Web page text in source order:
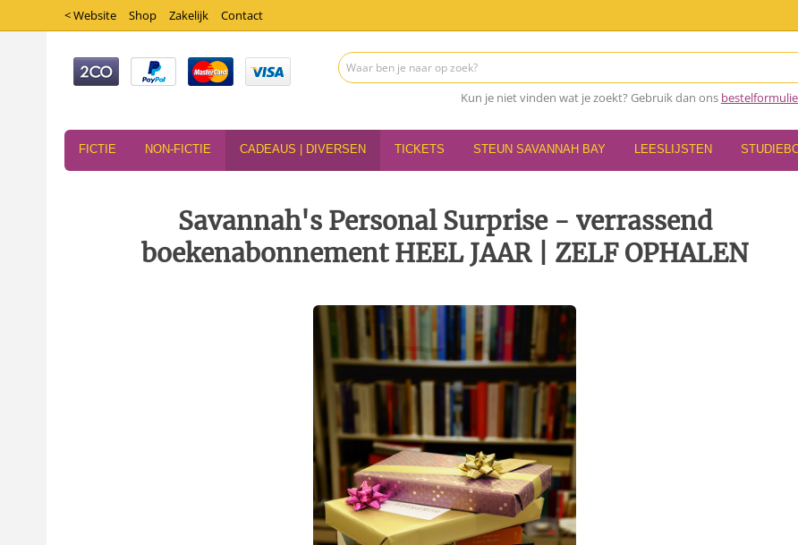
< Website Shop Zakelijk Contact
Kun je niet vinden wat je zoekt? Gebruik dan ons
FICTIE NON-FICTIE CADEAUS | DIVERSEN TICKETS STEUN SAVANNAH BAY LEESLIJSTEN
Savannah's Personal Surprise - verrassend
boekenabonnement​ HEEL JAAR | ZELF OPHALEN